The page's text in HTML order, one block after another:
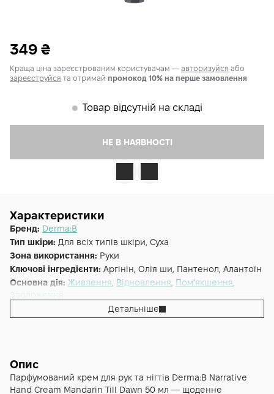
349 ₴
Краща ціна зареєстрованим користувачам — авторизуйся або
зареєструйся та отримай промокод 10% на перше замовлення
𒊹 Товар відсутній на складі
НЕ В НАЯВНОСТІ
Характеристики
Бренд: Derma:B
Тип шкіри: Для всіх типів шкіри, Суха
Зона використання: Руки
Ключові інгредієнти: Аргінін, Олія ши, Пантенол, Алантоїн
Основна дія: Живлення Відновлення Пом'якшення
Зволоження
Детальніше
Опис
Парфумований крем для рук та нігтів Derma:B Narrative
Hand Cream Mandarin Till Dawn 50 мл — щоденне